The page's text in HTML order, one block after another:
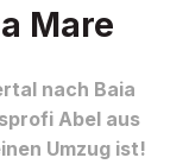
Mare
nach Baia
Abel aus
Umzug ist!